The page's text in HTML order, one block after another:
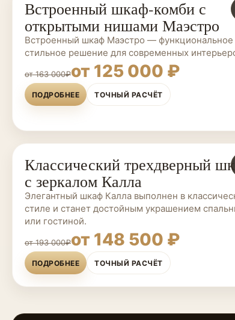
ШКАФЫ НА ЗАКАЗ
Встроенный шкаф-комби с
открытыми нишами Маэстро
Встроенный шкаф Маэстро — функциональное
стильное решение для современных
от 163 000₽от 125 000 ₽
ПОДРОБНЕЕ ТОЧНЫЙ РАСЧЁТ
ШКАФЫ НА ЗАКАЗ
Классический трехдверный
с зеркалом Калла
Элегантный шкаф Калла выполнен в
стиле и станет достойным украшением
или гостиной.
от 193 000₽от 148 500 ₽
ПОДРОБНЕЕ ТОЧНЫЙ РАСЧЁТ